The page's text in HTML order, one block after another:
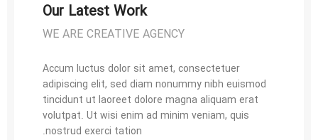
Our Latest Work
WE ARE CREATIVE AGENCY
Accum luctus dolor sit amet, consectetuer
adipiscing elit, sed diam nonummy nibh euismod
tincidunt ut laoreet dolore magna aliquam erat
volutpat. Ut wisi enim ad minim veniam, quis
nostrud exerci tation.